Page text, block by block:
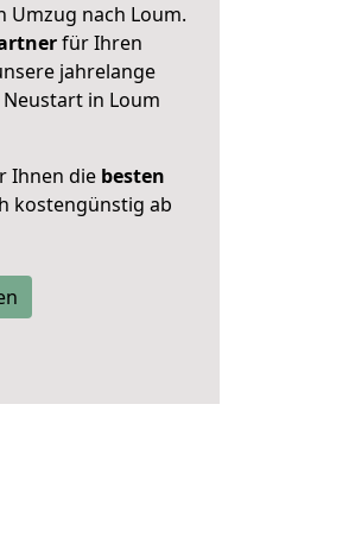
nach Loum.
für Ihren
jahrelange
in Loum
Ihnen die besten
kostengünstig ab